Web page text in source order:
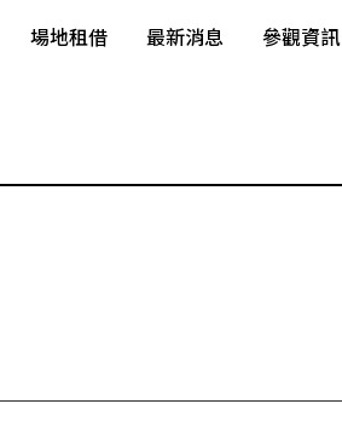
場地租借 最新消息 參觀資訊